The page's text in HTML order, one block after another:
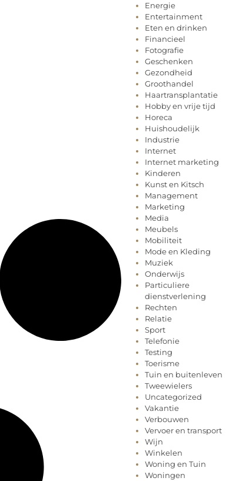
Energie
Entertainment
Eten en drinken
Financieel
Fotografie
Geschenken
Gezondheid
Groothandel
Haartransplantatie
Hobby en vrije tijd
Horeca
Huishoudelijk
Industrie
Internet
Internet marketing
Kinderen
Kunst en Kitsch
Management
Marketing
Media
Meubels
Mobiliteit
Mode en Kleding
Muziek
Onderwijs
Particuliere
dienstverlening
Rechten
Relatie
Sport
Telefonie
Testing
Toerisme
Tuin en buitenleven
Tweewielers
Uncategorized
Vakantie
Verbouwen
Vervoer en transport
Wijn
Winkelen
Woning en Tuin
Woningen